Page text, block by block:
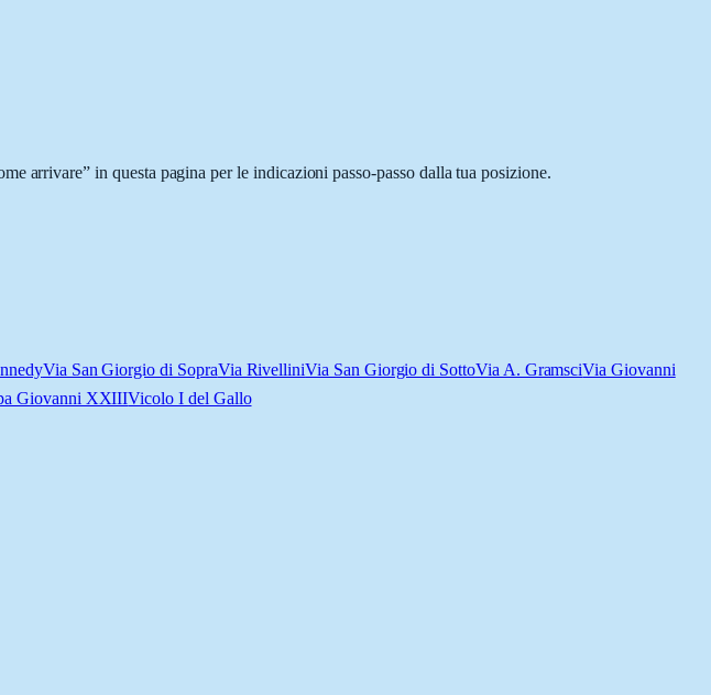
arrivare” in questa pagina per le indicazioni passo-passo dalla tua posizione.
Via San Giorgio di SopraVia RivelliniVia San Giorgio di SottoVia A. GramsciVia Giovanni
Giovanni XXIIIVicolo I del Gallo